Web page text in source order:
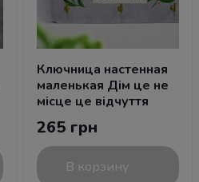
Ключница настенная
маленькая Дім це не
місце це відчуття
265 грн
В корзину